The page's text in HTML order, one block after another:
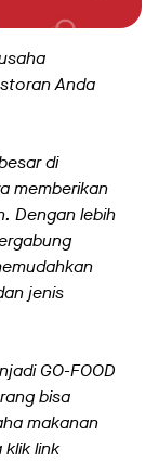
Anda
di
memberikan
Dengan lebih
jenis
GO-FOOD
bisa
makanan
klik link